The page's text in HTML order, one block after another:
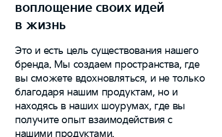
воплощение своих идей
в жизнь
Это и есть цель существования нашего
бренда. Мы создаем пространства, где
вы сможете вдохновляться, и не только
благодаря нашим продуктам, но и
находясь в наших шоурумах, где вы
получите опыт взаимодействия с
нашими продуктами.